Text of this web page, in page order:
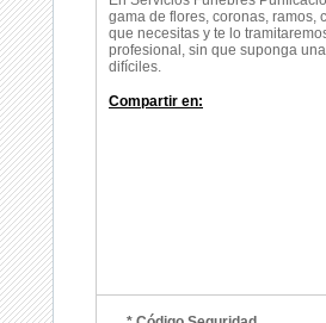
gama de flores, coronas, ramos,
que necesitas y te lo
profesional, sin que suponga
difíciles.
Compartir en: